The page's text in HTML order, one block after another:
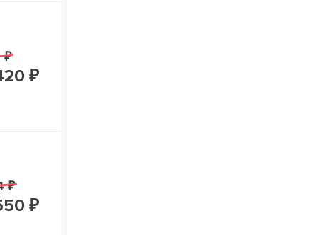
₽
₽
₽
₽